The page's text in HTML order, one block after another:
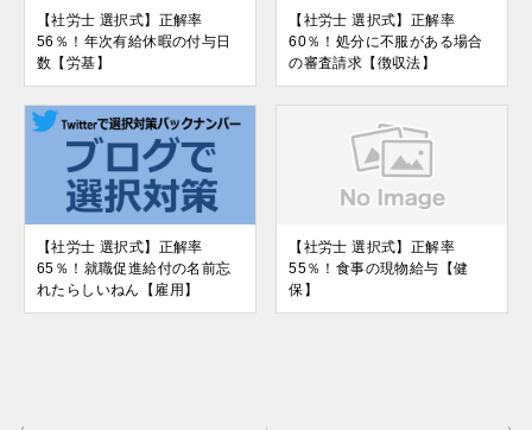
【社労士 選択式】正解率
56％！年次有給休暇の付与日
数【労基】
【社労士 選択式】正解率
60％！処分に不服がある場合
の審査請求【徴収法】
【社労士 選択式】正解率
65％！就職促進給付の名前忘
れたらしいねん【雇用】
【社労士 選択式】正解率
55％！食事の現物給与【健
保】